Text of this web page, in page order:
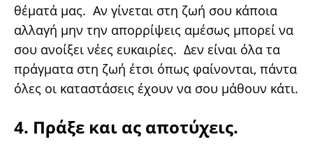
θέματά μας. Αν γίνεται στη ζωή σου κάποια
αλλαγή μην την απορρίψεις αμέσως μπορεί να
σου ανοίξει νέες ευκαιρίες. Δεν είναι όλα τα
πράγματα στη ζωή έτσι όπως φαίνονται, πάντα
όλες οι καταστάσεις έχουν να σου μάθουν κάτι.
4. Πράξε και ας αποτύχεις.